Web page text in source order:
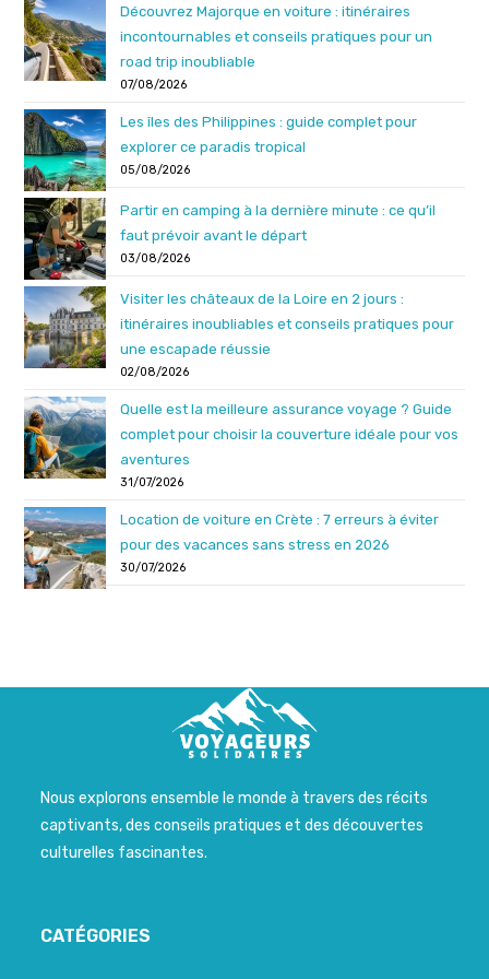
Découvrez Majorque en voiture : itinéraires
incontournables et conseils pratiques pour un
road trip inoubliable
07/08/2026
Les îles des Philippines : guide complet pour
explorer ce paradis tropical
05/08/2026
Partir en camping à la dernière minute : ce qu’il
faut prévoir avant le départ
03/08/2026
Visiter les châteaux de la Loire en 2 jours :
itinéraires inoubliables et conseils pratiques pour
une escapade réussie
02/08/2026
Quelle est la meilleure assurance voyage ? Guide
complet pour choisir la couverture idéale pour vos
aventures
31/07/2026
Location de voiture en Crète : 7 erreurs à éviter
pour des vacances sans stress en 2026
30/07/2026
Nous explorons ensemble le monde à travers des récits
captivants, des conseils pratiques et des découvertes
culturelles fascinantes.
CATÉGORIES